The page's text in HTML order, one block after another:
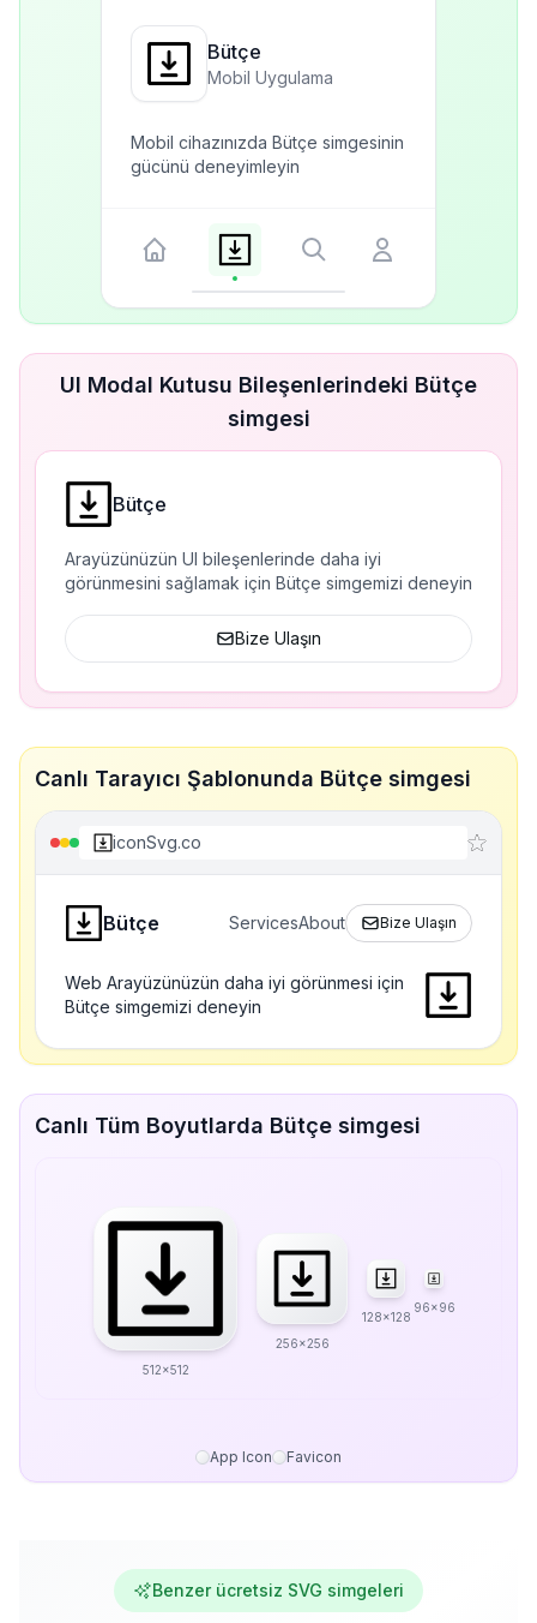
Bütçe
Mobil Uygulama
Mobil cihazınızda Bütçe simgesinin
gücünü deneyimleyin
UI Modal Kutusu Bileşenlerindeki Bütçe
simgesi
Bütçe
Arayüzünüzün UI bileşenlerinde daha iyi
görünmesini sağlamak için Bütçe simgemizi deneyin
Bize Ulaşın
Canlı Tarayıcı Şablonunda Bütçe simgesi
iconSvg.co
Bütçe ServicesAbout Bize Ulaşın
Web Arayüzünüzün daha iyi görünmesi için
Bütçe simgemizi deneyin
Canlı Tüm Boyutlarda Bütçe simgesi
512x512
256x256
128x128
96x96
App Icon Favicon
Benzer ücretsiz SVG simgeleri